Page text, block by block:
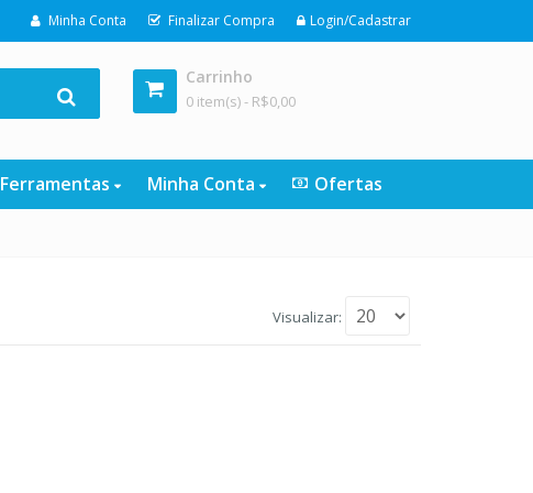
Minha Conta Finalizar Compra Login/Cadastrar
Carrinho
0 item(s) - R$0,00
Ferramentas Minha Conta Ofertas
Visualizar: